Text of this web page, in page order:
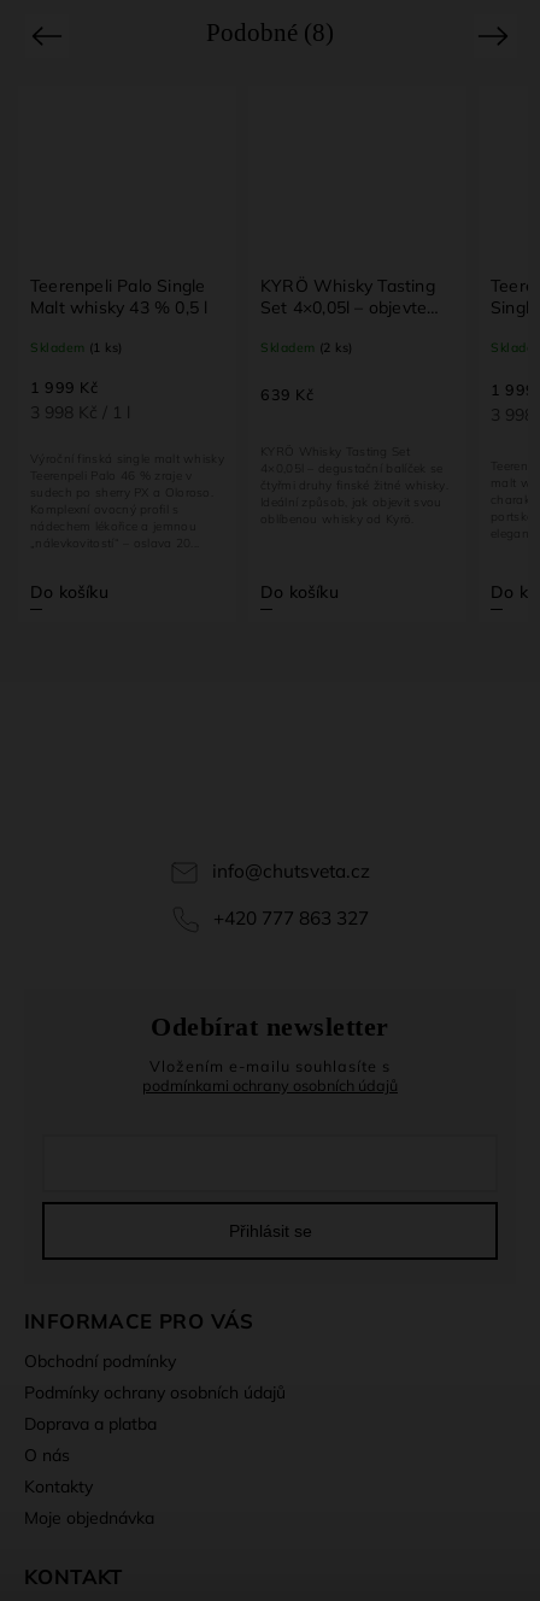
Podobné (8)
Previous
Single
% 0,5 l
malt whisky
s
KYRÖ Whisky Tasting
Set 4×0,05l – objevte
žitné whisky
Skladem
KYRÖ Whisky Tasting Set
čtyřmi druhy finské žitné whisky.
Teerenpeli Kaski Portti
Single Malt whisky 43 %
Skladem
Teerenpeli Portti – finská single
malt whisky s výrazným
charakterem, zrající v sudech po
portském víně. Plná chuť,
Next
info@chutsveta.cz
+420 777 863 327
INFORMACE PRO VÁS
Obchodní podmínky
Podmínky ochrany osobních údajů
Doprava a platba
O nás
Kontakty
Moje objednávka
KONTAKT
Odebírat newsletter
Vložením e-mailu souhlasíte s
podmínkami ochrany osobních údajů
Přihlásit se